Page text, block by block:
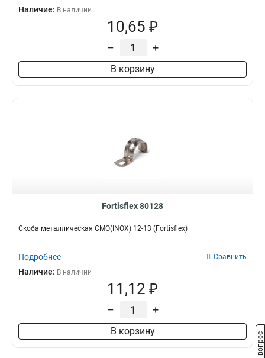
Наличие: В наличии
10,65 ₽
– +
В корзину
Fortisflex 80128
Скоба металлическая СМО(INOX) 12-13 (Fortisflex)
Подробнее Сравнить
Наличие: В наличии
11,12 ₽
– +
В корзину